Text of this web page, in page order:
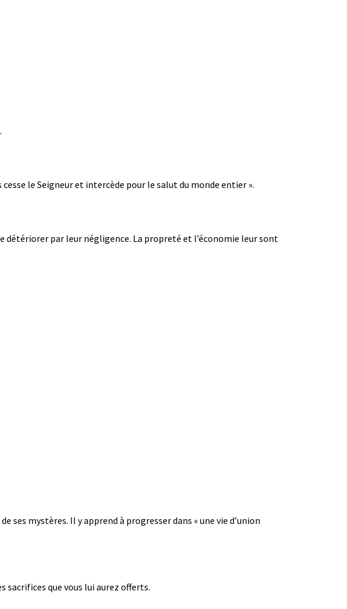
le Seigneur et intercède pour le salut du monde entier ».
détériorer par leur négligence. La propreté et l’économie leur sont
mystères. Il y apprend à progresser dans « une vie d’union
sacrifices que vous lui aurez offerts.